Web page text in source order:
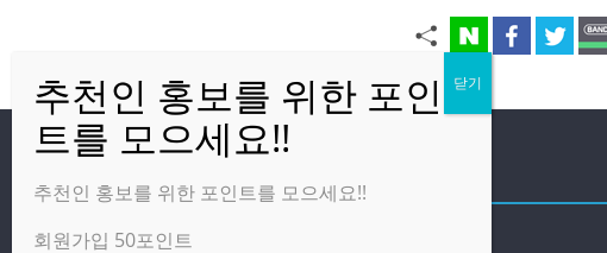
방문자
온라인 방문자:
추천인 홍보를 위한 포인트를 모으세요!!
회원가입 50포인트